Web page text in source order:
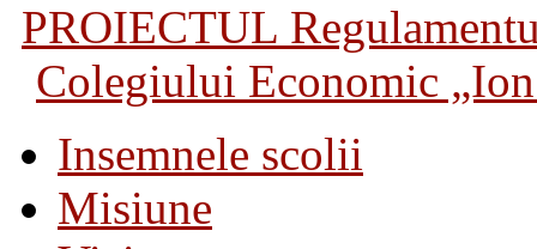
PROIECTUL
Colegiului Economic
Insemnele scolii
Misiune